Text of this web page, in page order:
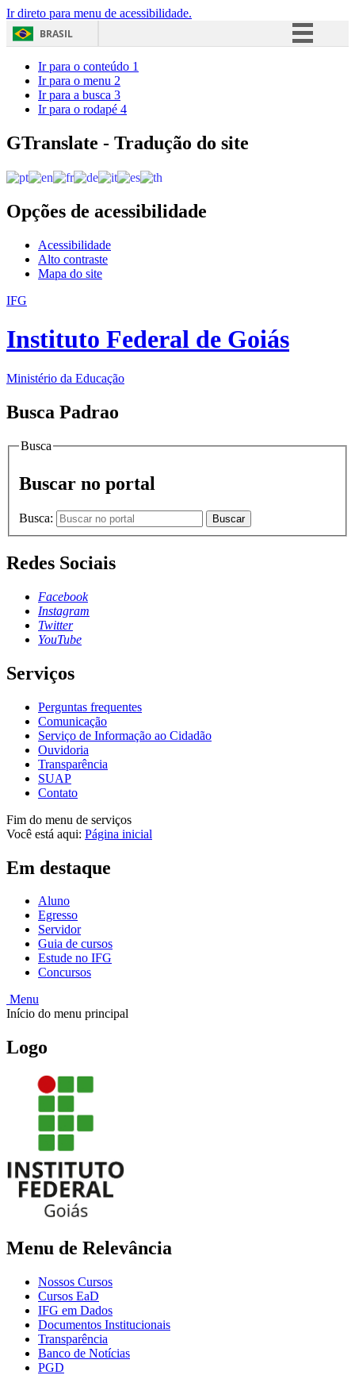
Ir direto para menu de acessibilidade.
BRASIL
Acesso à informação
Ir para o conteúdo 1
Ir para o menu 2
Ir para a busca 3
Ir para o rodapé 4
GTranslate - Tradução do site
Opções de acessibilidade
Acessibilidade
Alto contraste
Mapa do site
IFG
Instituto Federal de Goiás
Ministério da Educação
Busca Padrao
Busca
Buscar no portal
Busca: Buscar
Redes Sociais
Facebook
Instagram
Twitter
YouTube
Serviços
Perguntas frequentes
Comunicação
Serviço de Informação ao Cidadão
Ouvidoria
Transparência
SUAP
Contato
Fim do menu de serviços
Você está aqui: Página inicial
Em destaque
Aluno
Egresso
Servidor
Guia de cursos
Estude no IFG
Concursos
Menu
Início do menu principal
Logo
Menu de Relevância
Nossos Cursos
Cursos EaD
IFG em Dados
Documentos Institucionais
Transparência
Banco de Notícias
PGD